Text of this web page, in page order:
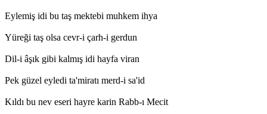
Eylemiş idi bu taş mektebi muhkem ihya
Yüreği taş olsa cevr-i çarh-i gerdun
Dil-i âşık gibi kalmış idi hayfa viran
Pek güzel eyledi ta'miratı merd-i sa'id
Kıldı bu nev eseri hayre karin Rabb-ı Mecit